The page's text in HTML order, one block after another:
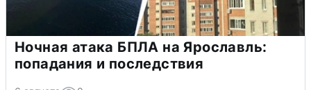
Ночная атака БПЛА на Ярославль:
попадания и последствия